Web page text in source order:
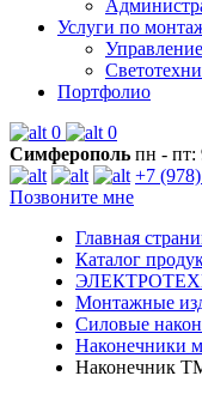
Услуги по
Портфолио
0
0
Симферополь пн - пт:
+7
Позвоните мне
Главная
Каталог
Монтажные
Силовые
Наконечники
Наконечник